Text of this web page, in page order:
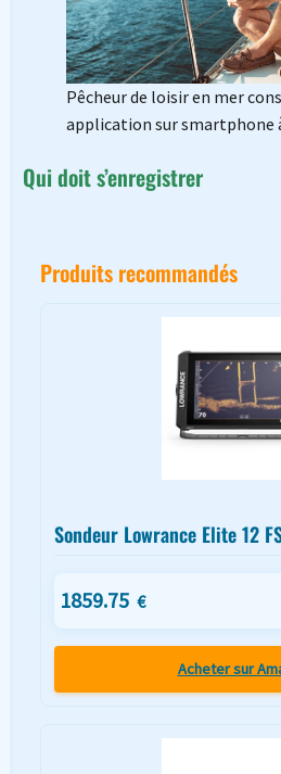
Pêcheur de loisir en mer
application sur smartphone
Qui doit s’enregistrer
Produits recommandés
Sondeur Lowrance Elite 12
1859.75 €
Acheter sur